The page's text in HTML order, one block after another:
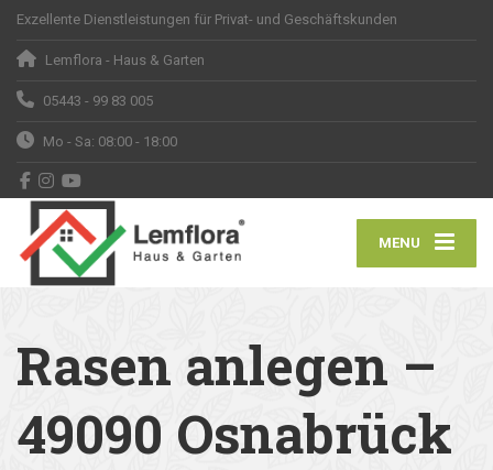
Exzellente Dienstleistungen für Privat- und Geschäftskunden
Lemflora - Haus & Garten
05443 - 99 83 005
Mo - Sa: 08:00 - 18:00
MENU
Rasen anlegen –
49090 Osnabrück